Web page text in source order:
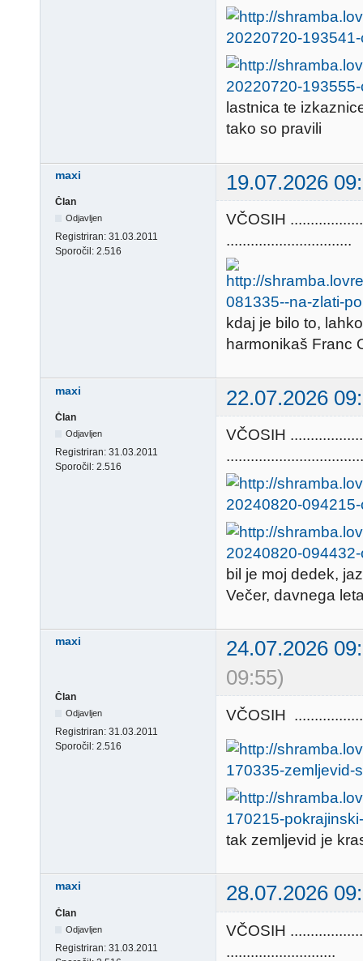
lastnica te
tako so pravili
maxi 19.07.2026
Član
Odjavljen
Registriran: 31.03.2011
Sporočil: 2.516
VČOSIH
...............................
kdaj je bilo to,
harmonikaš Franc
maxi 22.07.2026
Član
Odjavljen
Registriran: 31.03.2011
Sporočil: 2.516
VČOSIH
bil je moj dedek,
Večer, davnega
maxi
24.07.2026
09:55)
Član
Odjavljen
Registriran: 31.03.2011
Sporočil: 2.516
VČOSIH
tak zemljevid je
maxi 28.07.2026
Član
Odjavljen
Registriran: 31.03.2011
VČOSIH
...........................